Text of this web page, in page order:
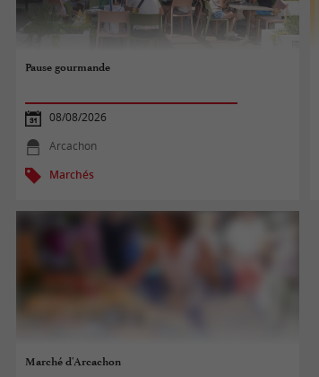
Pause gourmande
08/08/2026
Arcachon
Marchés
Marché d'Arcachon